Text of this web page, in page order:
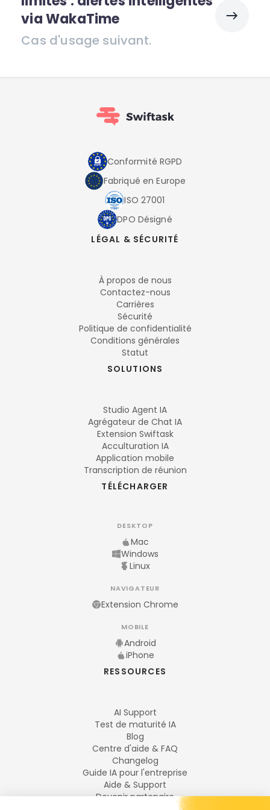
via WakaTime
Cas d'usage suivant.
Conformité RGPD
Fabriqué en Europe
ISO 27001
DPO Désigné
LÉGAL & SÉCURITÉ
À propos de nous
Contactez-nous
Carrières
Sécurité
Politique de confidentialité
Conditions générales
Statut
SOLUTIONS
Studio Agent IA
Agrégateur de Chat IA
Extension Swiftask
Acculturation IA
Application mobile
Transcription de réunion
TÉLÉCHARGER
DESKTOP
Mac
Windows
Linux
NAVIGATEUR
Extension Chrome
MOBILE
Android
iPhone
RESSOURCES
AI Support
Test de maturité IA
Blog
Centre d'aide & FAQ
Changelog
Guide IA pour l'entreprise
Aide & Support
Devenir partenaire